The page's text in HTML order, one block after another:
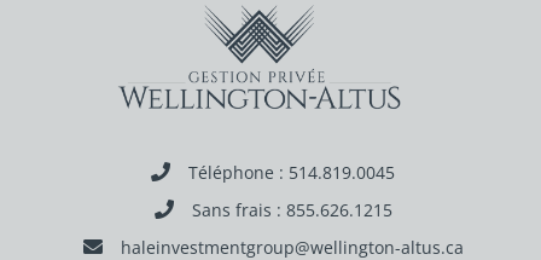
Téléphone : 514.819.0045
Sans frais : 855.626.1215
haleinvestmentgroup@wellington-altus.ca